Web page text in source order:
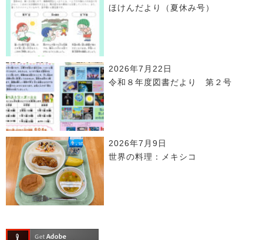
ほけんだより（夏休み号）
2026年7月22日
令和８年度図書だより 第２号
2026年7月9日
世界の料理：メキシコ